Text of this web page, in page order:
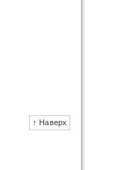
↑ Наверх